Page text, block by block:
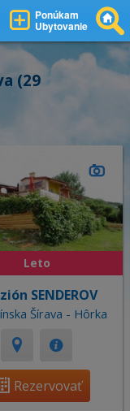
Ponúkam
Ubytovanie
(29
Leto
SENDEROV
Šírava - Hôrka
Rezervovať